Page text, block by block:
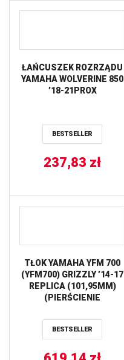
ŁAŃCUSZEK ROZRZĄDU
YAMAHA WOLVERINE 850
’18-21PROX
BESTSELLER
237,83 zł
TŁOK YAMAHA YFM 700
(YFM700) GRIZZLY ’14-17
REPLICA (101,95MM)
(PIERŚCIENIE
VERTEX
BESTSELLER